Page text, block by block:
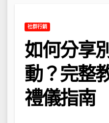
社群行銷
如何分享
動？完整
禮儀指南